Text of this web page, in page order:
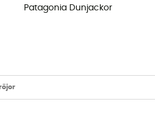
Patagonia Dunjackor